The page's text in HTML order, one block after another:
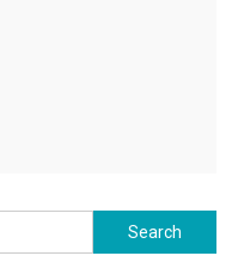
Search
for: